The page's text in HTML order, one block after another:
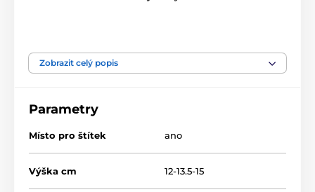
Šipky Akrylátové trofeje
Zobrazit celý popis
Parametry
Místo pro štítek ano
Výška cm 12-13.5-15